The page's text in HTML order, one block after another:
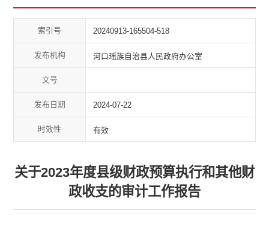
索引号 20240913-165504-518
发布机构 河口瑶族自治县人民政府办公室
文号
发布日期 2024-07-22
时效性 有效
关于2023年度县级财政预算执行和其他财
政收支的审计工作报告